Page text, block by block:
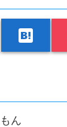
hatenabookmark
ん